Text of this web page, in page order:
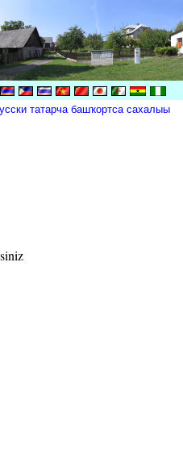
татарча башҡортса сахалыы